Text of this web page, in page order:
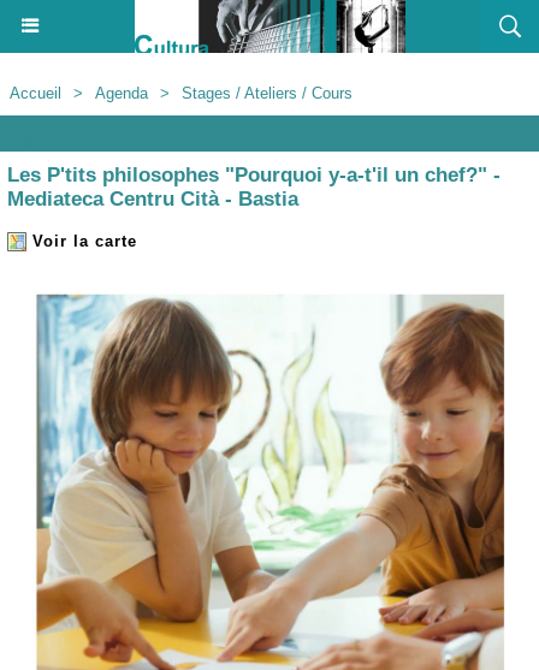
Accueil > Agenda > Stages / Ateliers / Cours
Les P'tits philosophes "Pourquoi y-a-t'il un chef?" -
Mediateca Centru Cità - Bastia
Voir la carte